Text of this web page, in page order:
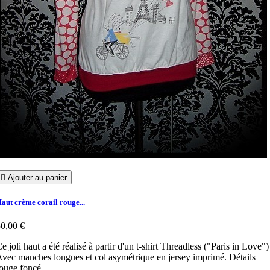
 Ajouter au panier
crème corail rouge...
€
joli haut a été réalisé à partir d'un t-shirt Threadless ("Paris in Love")
manches longues et col asymétrique en jersey imprimé. Détails